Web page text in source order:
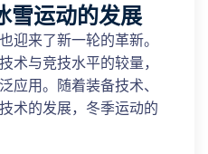
雪运动的发展
迎来了新一轮的革新。
术与竞技水平的较量，
应用。随着装备技术、
术的发展，冬季运动的